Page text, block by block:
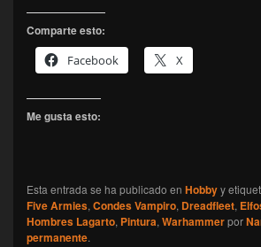
Comparte esto:
Facebook
X
Me gusta esto:
Esta entrada se ha publicado en Hobbyy
Five Armies, Condes Vampiro, Dreadfleet,
Hombres Lagarto, Pintura, Warhammerpor
permanente.